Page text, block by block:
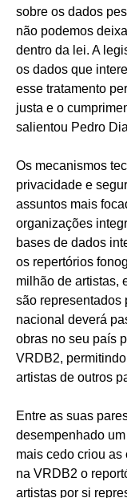
sobre os dados
não podemos
dentro da lei. A
os dados que
esse tratamento
justa e o
salientou Pedro
Os mecanismos
privacidade e
assuntos mais
organizações
bases de dados
os repertórios
milhão de artistas,
são representados
nacional deverá
obras no seu país
VRDB2,
artistas de outros
Entre as suas
desempenhado
mais cedo criou
na VRDB2 o
artistas por si